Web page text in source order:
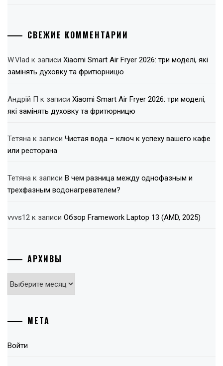
СВЕЖИЕ КОММЕНТАРИИ
W.Vlad к записи Xiaomi Smart Air Fryer 2026: три моделі, які
замінять духовку та фритюрницю
Андрій П к записи Xiaomi Smart Air Fryer 2026: три моделі,
які замінять духовку та фритюрницю
Тетяна к записи Чистая вода – ключ к успеху вашего кафе
или ресторана
Тетяна к записи В чем разница между однофазным и
трехфазным водонагревателем?
vvvs12 к записи Обзор Framework Laptop 13 (AMD, 2025)
АРХИВЫ
Архивы
МЕТА
Войти